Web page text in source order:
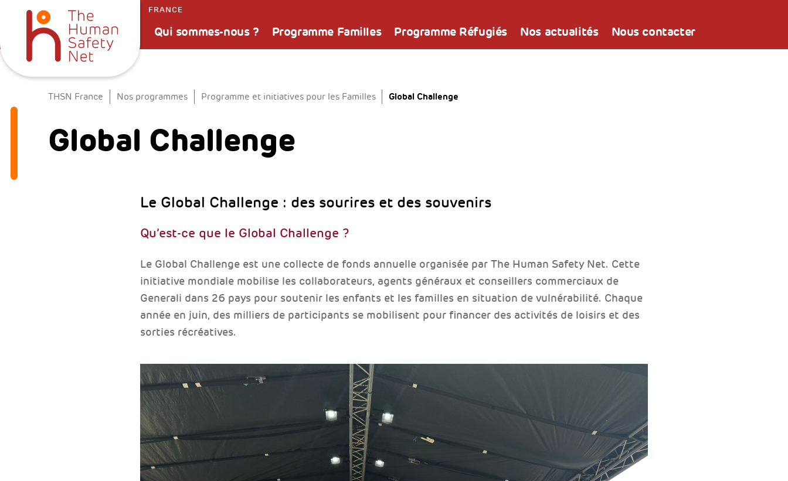
FRANCE
Qui sommes-nous ? Programme Familles Programme Réfugiés Nos actualités Nous contacter
THSN France Nos programmes Programme et initiatives pour les Familles Global Challenge
Global Challenge
Le Global Challenge : des sourires et des souvenirs
Qu’est-ce que le Global Challenge ?
Le Global Challenge est une collecte de fonds annuelle organisée par The Human Safety Net. Cette
initiative mondiale mobilise les collaborateurs, agents généraux et conseillers commerciaux de
Generali dans 26 pays pour soutenir les enfants et les familles en situation de vulnérabilité. Chaque
année en juin, des milliers de participants se mobilisent pour financer des activités de loisirs et des
sorties récréatives.